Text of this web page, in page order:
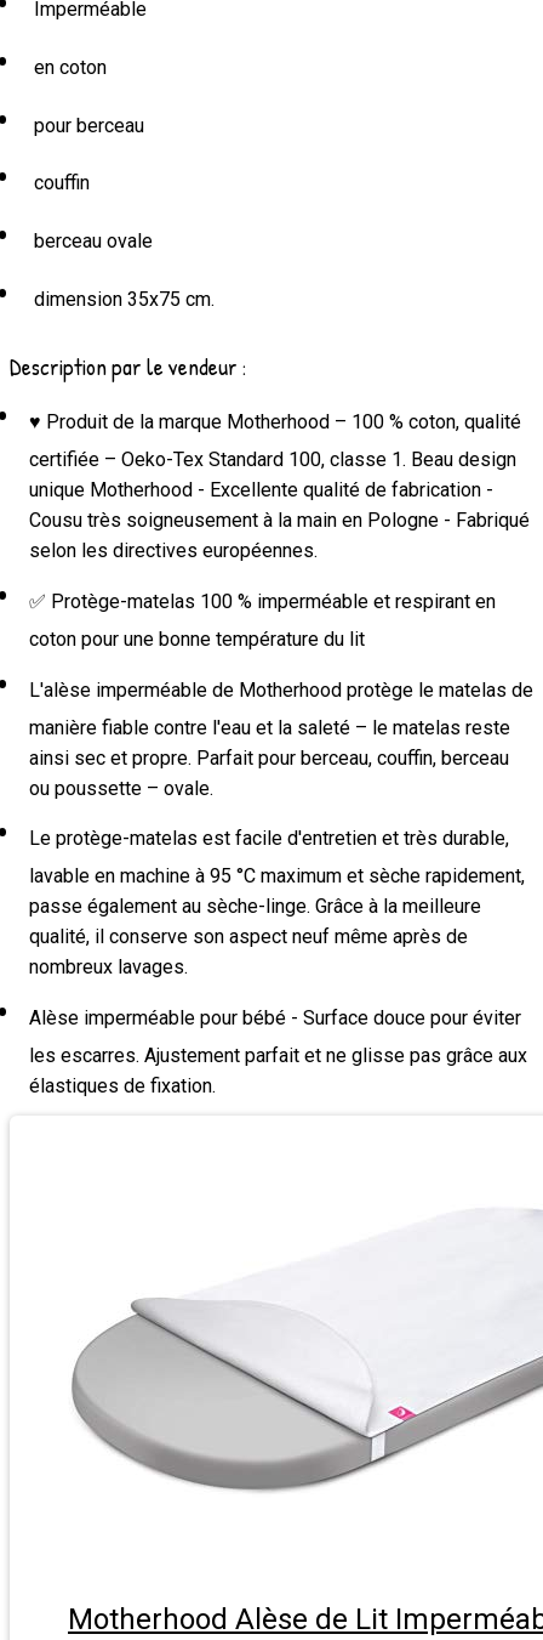
Imperméable
en coton
pour berceau
couffin
berceau ovale
dimension 35x75 cm.
Description par le vendeur :
♥ Produit de la marque Motherhood – 100 % coton, qualité
certifiée – Oeko-Tex Standard 100, classe 1. Beau design
unique Motherhood - Excellente qualité de fabrication -
Cousu très soigneusement à la main en Pologne - Fabriqué
selon les directives européennes.
✅ Protège-matelas 100 % imperméable et respirant en
coton pour une bonne température du lit
L'alèse imperméable de Motherhood protège le matelas de
manière fiable contre l'eau et la saleté – le matelas reste
ainsi sec et propre. Parfait pour berceau, couffin, berceau
ou poussette – ovale.
Le protège-matelas est facile d'entretien et très durable,
lavable en machine à 95 °C maximum et sèche rapidement,
passe également au sèche-linge. Grâce à la meilleure
qualité, il conserve son aspect neuf même après de
nombreux lavages.
Alèse imperméable pour bébé - Surface douce pour éviter
les escarres. Ajustement parfait et ne glisse pas grâce aux
élastiques de fixation.
Motherhood Alèse de Lit